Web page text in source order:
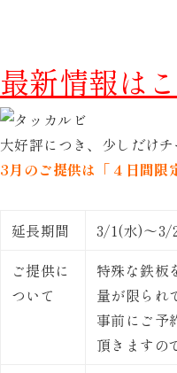
最新情報は
大好評につき、少しだけ
3月のご提供は「４日間限
延長期間
3/1(水)〜3/
ご提供に
ついて
特殊な鉄板
量が限られ
事前にご予
頂きますの